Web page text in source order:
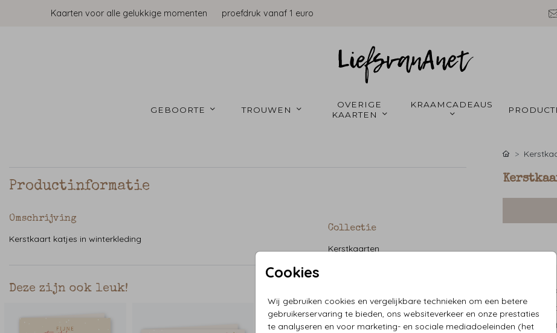
Kaarten voor alle gelukkige momenten proefdruk vanaf 1 euro
GEBOORTE TROUWEN
OVERIGE
KAARTEN
Cookies
Wij gebruiken cookies en vergelijkbare technieken om een betere
gebruikerservaring te bieden, ons websiteverkeer en onze prestaties
te analyseren en voor marketing- en sociale mediadoeleinden (het
Productinformatie
Omschrijving
Kerstkaart katjes in winterkleding
Collectie
Kerstkaarten
Deze zijn ook leuk!